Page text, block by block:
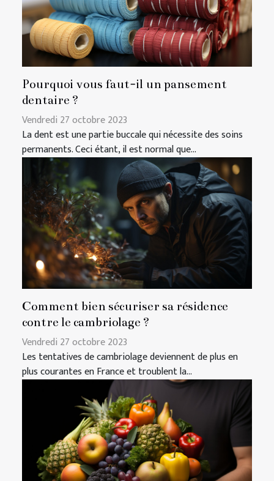
Pourquoi vous faut-il un pansement
dentaire ?
Vendredi 27 octobre 2023
La dent est une partie buccale qui nécessite des soins
permanents. Ceci étant, il est normal que...
Comment bien sécuriser sa résidence
contre le cambriolage ?
Vendredi 27 octobre 2023
Les tentatives de cambriolage deviennent de plus en
plus courantes en France et troublent la...